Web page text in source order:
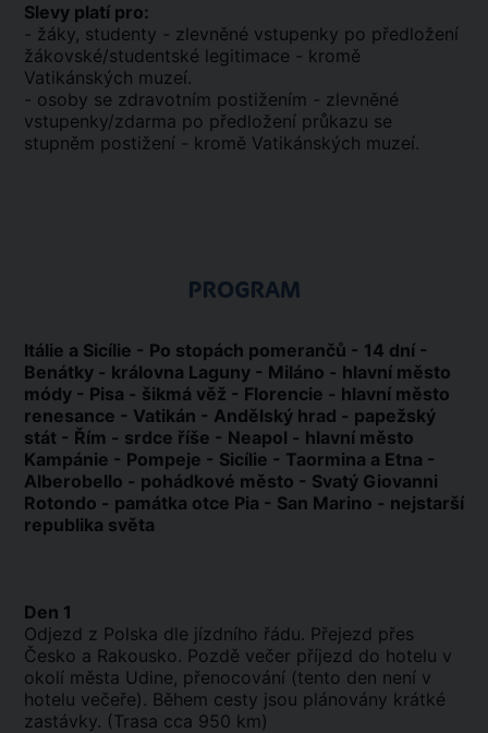
Slevy platí pro:
- žáky, studenty - zlevněné vstupenky po předložení
žákovské/studentské legitimace - kromě
Vatikánských muzeí.
- osoby se zdravotním postižením - zlevněné
vstupenky/zdarma po předložení průkazu se
stupněm postižení - kromě Vatikánských muzeí.
PROGRAM
Itálie a Sicílie - Po stopách pomerančů - 14 dní -
Benátky - královna Laguny - Miláno - hlavní město
módy - Pisa - šikmá věž - Florencie - hlavní město
renesance - Vatikán - Andělský hrad - papežský
stát - Řím - srdce říše - Neapol - hlavní město
Kampánie - Pompeje - Sicílie - Taormina a Etna -
Alberobello - pohádkové město - Svatý Giovanni
Rotondo - památka otce Pia - San Marino - nejstarší
republika světa
Den 1
Odjezd z Polska dle jízdního řádu. Přejezd přes
Česko a Rakousko. Pozdě večer příjezd do hotelu v
okolí města Udine, přenocování (tento den není v
hotelu večeře). Během cesty jsou plánovány krátké
zastávky. (Trasa cca 950 km)